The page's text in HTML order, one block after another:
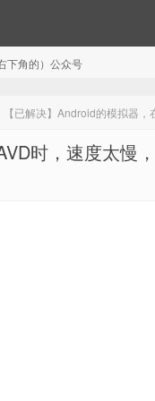
下角的）公众号
【已解决】Android的模拟器
时，速度太慢